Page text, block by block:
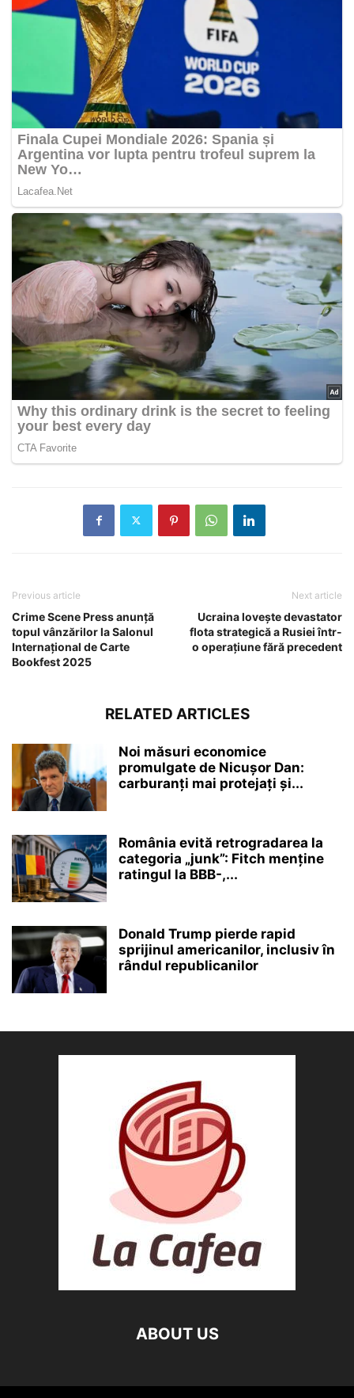
Previous article
Crime Scene Press anunță
topul vânzărilor la Salonul
Internațional de Carte
Bookfest 2025
Next article
Ucraina lovește devastator
flota strategică a Rusiei într-
o operațiune fără precedent
RELATED ARTICLES
Noi măsuri economice
promulgate de Nicușor Dan:
carburanți mai protejați și...
România evită retrogradarea la
categoria „junk”: Fitch menține
ratingul la BBB-,...
Donald Trump pierde rapid
sprijinul americanilor, inclusiv în
rândul republicanilor
ABOUT US